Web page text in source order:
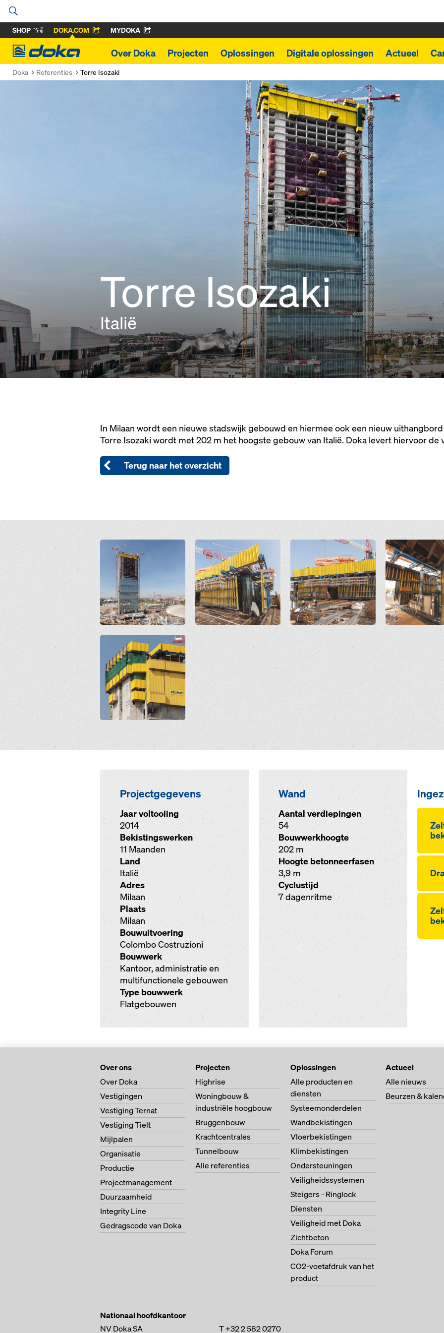
SHOP DOKA.COM MYDOKA
Doka
Over Doka Projecten Oplossingen Digitale oplossingen Actueel
Doka Referenties Torre Isozaki
Torre Isozaki
Italië
In Milaan wordt een nieuwe stadswijk gebouwd en hiermee ook een nieuw
Torre Isozaki wordt met 202 m het hoogste gebouw van Italië. Doka levert hiervoor
Terug naar het overzicht
Open Open Open Open
Open
Projectgegevens
Jaar voltooiing
2014
Bekistingswerken
11 Maanden
Land
Italië
Adres
Milaan
Plaats
Milaan
Bouwuitvoering
Colombo Costruzioni
Bouwwerk
Kantoor, administratie en
multifunctionele gebouwen
Type bouwwerk
Flatgebouwen
Wand
Aantal verdiepingen
54
Bouwwerkhoogte
202 m
Hoogte betonneerfasen
3,9 m
Cyclustijd
7 dagenritme
Over ons
Over Doka
Vestigingen
Vestiging Ternat
Vestiging Tielt
Mijlpalen
Organisatie
Productie
Projectmanagement
Duurzaamheid
Integrity Line
Gedragscode van Doka
Projecten
Highrise
Woningbouw &
industriële hoogbouw
Bruggenbouw
Krachtcentrales
Tunnelbouw
Alle referenties
Oplossingen
Alle producten en
diensten
Systeemonderdelen
Wandbekistingen
Vloerbekistingen
Klimbekistingen
Ondersteuningen
Veiligheidssystemen
Steigers - Ringlock
Diensten
Veiligheid met Doka
Zichtbeton
Doka Forum
CO2-voetafdruk van het
product
Actueel
Alle nieuws
Beurzen &
Nationaal hoofdkantoor
NV Doka SA
T+32 2 582 0270